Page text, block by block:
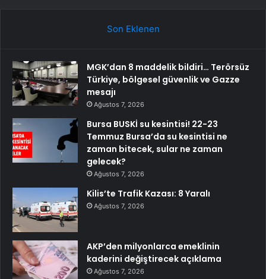
Son Eklenen
MGK’dan 8 maddelik bildiri… Terörsüz
Türkiye, bölgesel güvenlik ve Gazze
mesajı
Ağustos 7, 2026
Bursa BUSKİ su kesintisi! 22-23
Temmuz Bursa’da su kesintisi ne
zaman bitecek, sular ne zaman
gelecek?
Ağustos 7, 2026
Kilis’te Trafik Kazası: 8 Yaralı
Ağustos 7, 2026
AKP’den milyonlarca emeklinin
kaderini değiştirecek açıklama
Ağustos 7, 2026